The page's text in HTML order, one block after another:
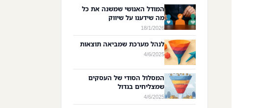
המודל האנושי שמשנה את כל
מה שידענו על שיווק
18/1/2026
לנהל מערכת שמביאה תוצאות
4/6/2025
המסלול הסודי של העסקים
שמצליחים בגדול
4/6/2025